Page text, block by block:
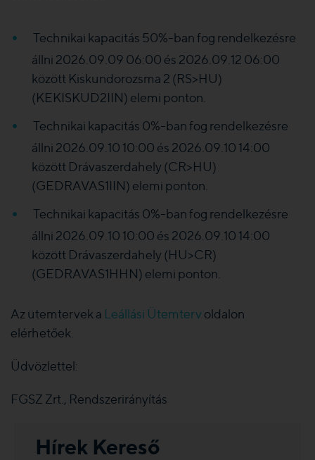
Technikai kapacitás 50%-ban fog rendelkezésre
állni 2026.09.09 06:00 és 2026.09.12 06:00
között Kiskundorozsma 2 (RS>HU)
(KEKISKUD2IIN) elemi ponton.
Technikai kapacitás 0%-ban fog rendelkezésre
állni 2026.09.10 10:00 és 2026.09.10 14:00
között Drávaszerdahely (CR>HU)
(GEDRAVAS1IIN) elemi ponton.
Technikai kapacitás 0%-ban fog rendelkezésre
állni 2026.09.10 10:00 és 2026.09.10 14:00
között Drávaszerdahely (HU>CR)
(GEDRAVAS1HHN) elemi ponton.
Az ütemtervek a Leállási Ütemterv oldalon
elérhetőek.
Üdvözlettel:
FGSZ Zrt., Rendszerirányítás
Hírek Kereső